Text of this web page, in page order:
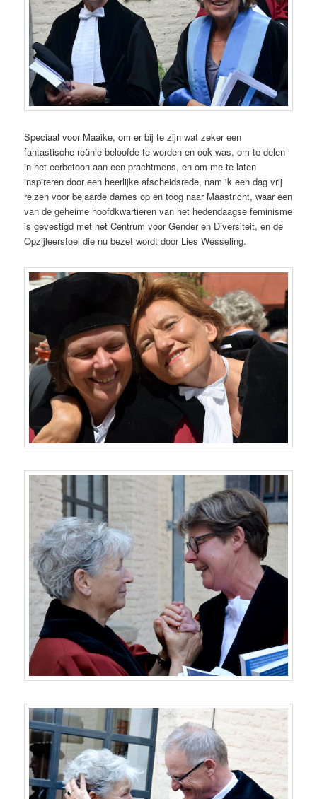
Speciaal voor Maaike, om er bij te zijn wat zeker een
fantastische reünie beloofde te worden en ook was, om te delen
in het eerbetoon aan een prachtmens, en om me te laten
inspireren door een heerlijke afscheidsrede, nam ik een dag vrij
reizen voor bejaarde dames op en toog naar Maastricht, waar een
van de geheime hoofdkwartieren van het hedendaagse feminisme
is gevestigd met het Centrum voor Gender en Diversiteit, en de
Opzijleerstoel die nu bezet wordt door Lies Wesseling.